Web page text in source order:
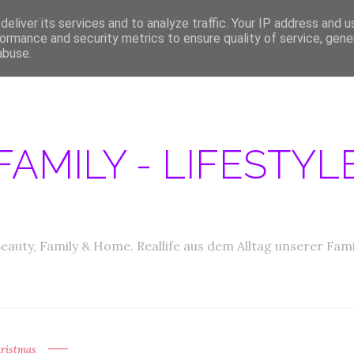
MEDIA DATEN ABOUT PRODUKTTESTER GESUCHT
-
Family & Home. Reallife aus dem Alltag unserer
its services and to analyze traffic. Your IP address and
and security metrics to ensure quality of service,